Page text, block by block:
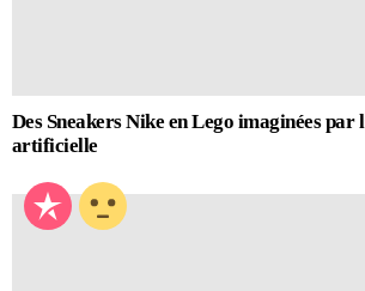
Des Sneakers Nike en Lego imaginées par
artificielle